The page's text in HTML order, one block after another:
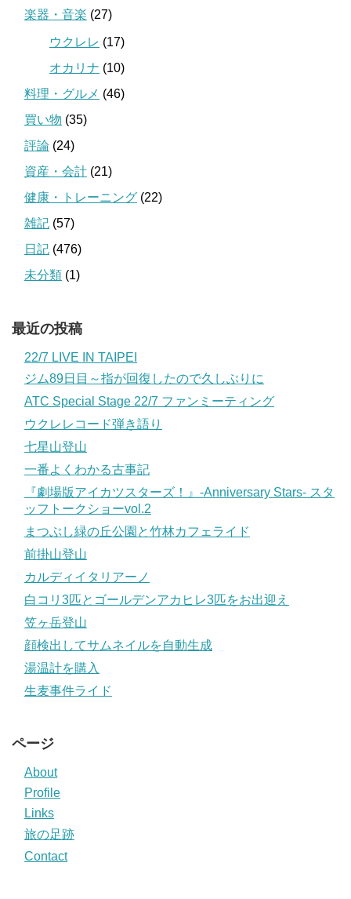
楽器・音楽 (27)
ウクレレ (17)
オカリナ (10)
料理・グルメ (46)
買い物 (35)
評論 (24)
資産・会計 (21)
健康・トレーニング (22)
雑記 (57)
日記 (476)
未分類 (1)
最近の投稿
22/7 LIVE IN TAIPEI
ジム89日目～指が回復したので久しぶりに
ATC Special Stage 22/7 ファンミーティング
ウクレレコード弾き語り
七星山登山
一番よくわかる古事記
『劇場版アイカツスターズ！』-Anniversary Stars- スタ
ッフトークショーvol.2
まつぶし緑の丘公園と竹林カフェライド
前掛山登山
カルディイタリアーノ
白コリ3匹とゴールデンアカヒレ3匹をお出迎え
笠ヶ岳登山
顔検出してサムネイルを自動生成
湯温計を購入
生麦事件ライド
ページ
About
Profile
Links
旅の足跡
Contact